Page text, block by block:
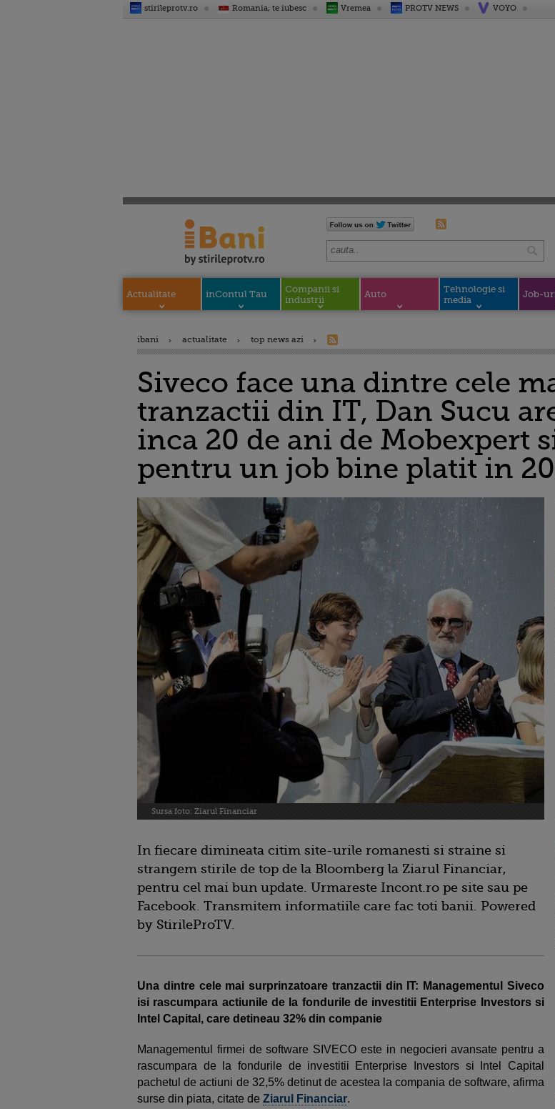
stirileprotv.ro Romania, te iubesc Vremea PROTV NEWS VOYO
Actualitate inContul Tau
Companii si
industrii
Auto
Tehnologie si
media
Job-
ibani actualitate top news azi
Siveco face una dintre cele
tranzactii din IT, Dan Sucu
inca 20 de ani de Mobexpert
pentru un job bine platit in
Sursa foto: Ziarul Financiar
In fiecare dimineata citim site-urile romanesti si straine si
strangem stirile de top de la Bloomberg la Ziarul Financiar,
pentru cel mai bun update. Urmareste Incont.ro pe site sau pe
Facebook. Transmitem informatiile care fac toti banii. Powered
by StirileProTV.
Una dintre cele mai surprinzatoare tranzactii din IT: Managementul Siveco
isi rascumpara actiunile de la fondurile de investitii Enterprise Investors si
Intel Capital, care detineau 32% din companie
Managementul firmei de software SIVECO este in negocieri avansate pentru a
rascumpara de la fondurile de investitii Enterprise Investors si Intel Capital
pachetul de actiuni de 32,5% detinut de acestea la compania de software, afirma
surse din piata, citate de Ziarul Financiar.